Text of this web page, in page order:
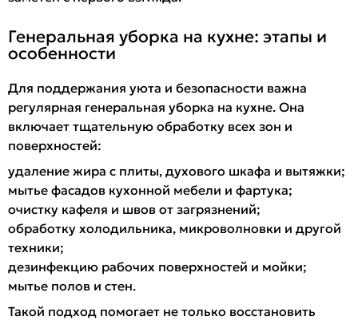
Генеральная уборка на кухне: этапы и
особенности
Для поддержания уюта и безопасности важна
регулярная генеральная уборка на кухне. Она
включает тщательную обработку всех зон и
поверхностей:
удаление жира с плиты, духового шкафа и вытяжки;
мытье фасадов кухонной мебели и фартука;
очистку кафеля и швов от загрязнений;
обработку холодильника, микроволновки и другой
техники;
дезинфекцию рабочих поверхностей и мойки;
мытье полов и стен.
Такой подход помогает не только восстановить